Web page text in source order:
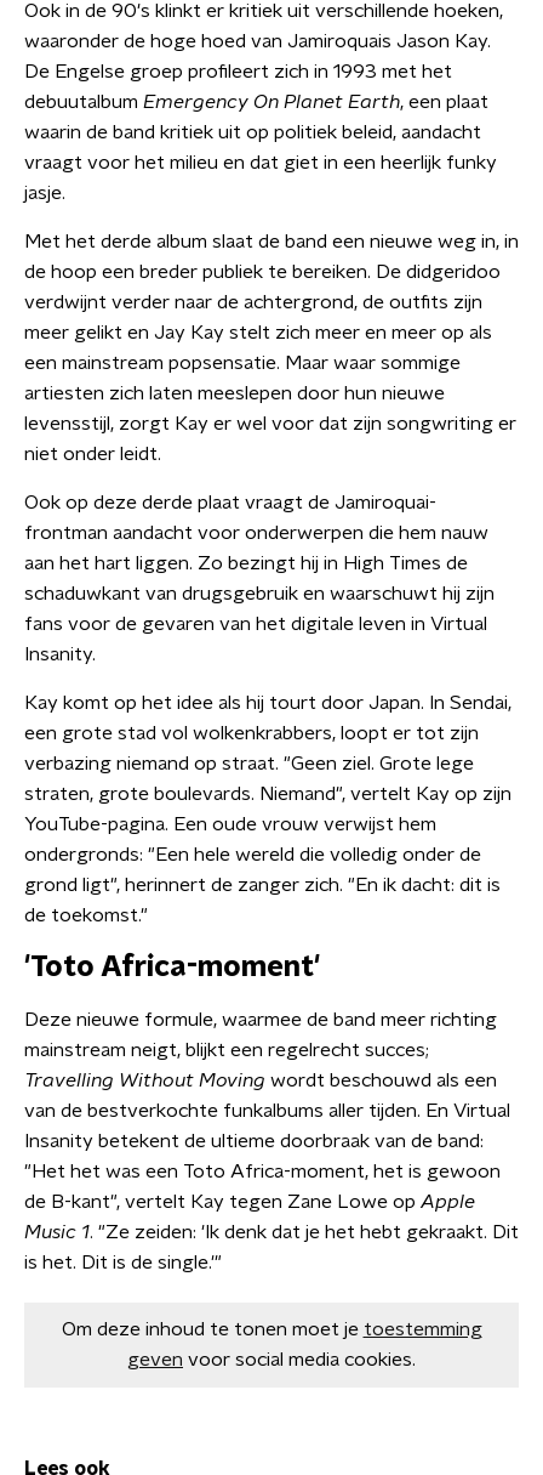
Ook in de 90's klinkt er kritiek uit verschillende hoeken,
waaronder de hoge hoed van Jamiroquais Jason Kay.
De Engelse groep profileert zich in 1993 met het
debuutalbum Emergency On Planet Earth, een plaat
waarin de band kritiek uit op politiek beleid, aandacht
vraagt voor het milieu en dat giet in een heerlijk funky
jasje.
Met het derde album slaat de band een nieuwe weg in, in
de hoop een breder publiek te bereiken. De didgeridoo
verdwijnt verder naar de achtergrond, de outfits zijn
meer gelikt en Jay Kay stelt zich meer en meer op als
een mainstream popsensatie. Maar waar sommige
artiesten zich laten meeslepen door hun nieuwe
levensstijl, zorgt Kay er wel voor dat zijn songwriting er
niet onder leidt.
Ook op deze derde plaat vraagt de Jamiroquai-
frontman aandacht voor onderwerpen die hem nauw
aan het hart liggen. Zo bezingt hij in High Times de
schaduwkant van drugsgebruik en waarschuwt hij zijn
fans voor de gevaren van het digitale leven in Virtual
Insanity.
Kay komt op het idee als hij tourt door Japan. In Sendai,
een grote stad vol wolkenkrabbers, loopt er tot zijn
verbazing niemand op straat. "Geen ziel. Grote lege
straten, grote boulevards. Niemand", vertelt Kay op zijn
YouTube-pagina. Een oude vrouw verwijst hem
ondergronds: "Een hele wereld die volledig onder de
grond ligt", herinnert de zanger zich. "En ik dacht: dit is
de toekomst."
'Toto Africa-moment'
Deze nieuwe formule, waarmee de band meer richting
mainstream neigt, blijkt een regelrecht succes;
Travelling Without Moving wordt beschouwd als een
van de bestverkochte funkalbums aller tijden. En Virtual
Insanity betekent de ultieme doorbraak van de band:
"Het het was een Toto Africa-moment, het is gewoon
de B-kant", vertelt Kay tegen Zane Lowe op Apple
Music 1. "Ze zeiden: 'Ik denk dat je het hebt gekraakt. Dit
is het. Dit is de single.'"
Om deze inhoud te tonen moet je toestemming
geven voor social media cookies.
Lees ook